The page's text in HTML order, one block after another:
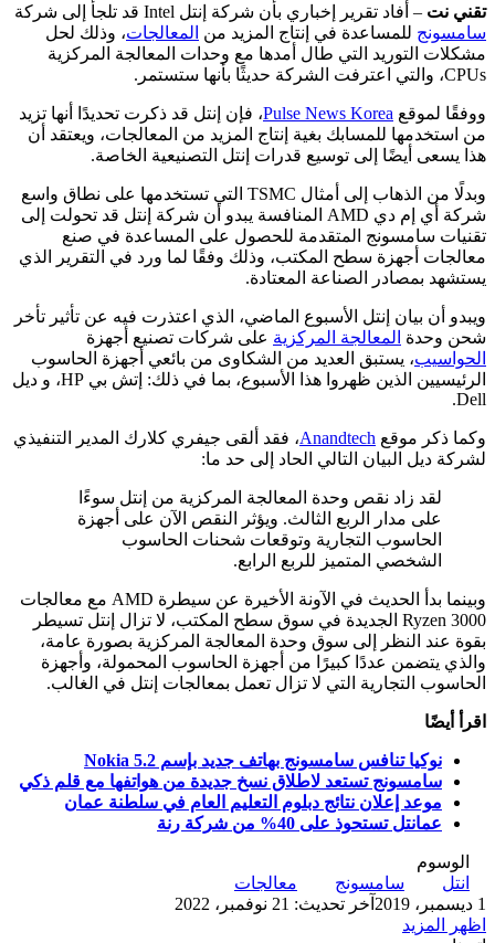
تقني نت – أفاد تقرير إخباري بأن شركة إنتل Intel قد تلجأ إلى شركة
سامسونج للمساعدة في إنتاج المزيد من المعالجات، وذلك لحل
مشكلات التوريد التي طال أمدها مع وحدات المعالجة المركزية
CPUs، والتي اعترفت الشركة حديثًا بأنها ستستمر.
ووفقًا لموقع Pulse News Korea، فإن إنتل قد ذكرت تحديدًا أنها تزيد
من استخدمها للمسابك بغية إنتاج المزيد من المعالجات، ويعتقد أن
هذا يسعى أيضًا إلى توسيع قدرات إنتل التصنيعية الخاصة.
وبدلًا من الذهاب إلى أمثال TSMC التي تستخدمها على نطاق واسع
شركة أي إم دي AMD المنافسة يبدو أن شركة إنتل قد تحولت إلى
تقنيات سامسونج المتقدمة للحصول على المساعدة في صنع
معالجات أجهزة سطح المكتب، وذلك وفقًا لما ورد في التقرير الذي
يستشهد بمصادر الصناعة المعتادة.
ويبدو أن بيان إنتل الأسبوع الماضي، الذي اعتذرت فيه عن تأثير تأخر
شحن وحدة المعالجة المركزية على شركات تصنيع أجهزة
الحواسيب، يستبق العديد من الشكاوى من بائعي أجهزة الحاسوب
الرئيسيين الذين ظهروا هذا الأسبوع، بما في ذلك: إتش بي HP، و ديل
Dell.
وكما ذكر موقع Anandtech، فقد ألقى جيفري كلارك المدير التنفيذي
لشركة ديل البيان التالي الحاد إلى حد ما:
لقد زاد نقص وحدة المعالجة المركزية من إنتل سوءًا
على مدار الربع الثالث. ويؤثر النقص الآن على أجهزة
الحاسوب التجارية وتوقعات شحنات الحاسوب
الشخصي المتميز للربع الرابع.
وبينما بدأ الحديث في الآونة الأخيرة عن سيطرة AMD مع معالجات
Ryzen 3000 الجديدة في سوق سطح المكتب، لا تزال إنتل تسيطر
بقوة عند النظر إلى سوق وحدة المعالجة المركزية بصورة عامة،
والذي يتضمن عددًا كبيرًا من أجهزة الحاسوب المحمولة، وأجهزة
الحاسوب التجارية التي لا تزال تعمل بمعالجات إنتل في الغالب.
اقرأ أيضًا
نوكيا تنافس سامسونج بهاتف جديد بإسم Nokia 5.2
سامسونج تستعد لاطلاق نسخ جديدة من هواتفها مع قلم ذكي
موعد إعلان نتائج دبلوم التعليم العام في سلطنة عمان
عمانتل تستحوذ على 40% من شركة رنة
الوسوم
انتل
سامسونج
معالجات
1 ديسمبر، 2019
آخر تحديث: 21 نوفمبر، 2022
اظهر المزيد